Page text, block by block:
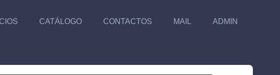
CATÁLOGO CONTACTOS MAIL ADMIN